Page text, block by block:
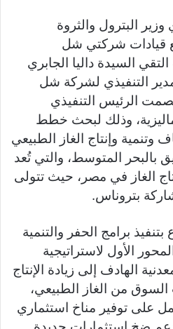
Li
n
k
a
m
البترول والثروة
قيادات شركتي شل
السيدة داليا الجابري
التنفيذي لشركة شل
الرئيس التنفيذي
وذلك لبحث خطط
وإنتاج الغاز الطبيعي
بالبحر المتوسط، والتي تُعد
الغاز في مصر، حيث تتولى
بتروناس.
بتنفيذ برامج الحفر والتنمية
الأول لاستراتيجية
الهادف إلى زيادة الإنتاج
السوق من الغاز الطبيعي،
على توفير مناخ استثماري